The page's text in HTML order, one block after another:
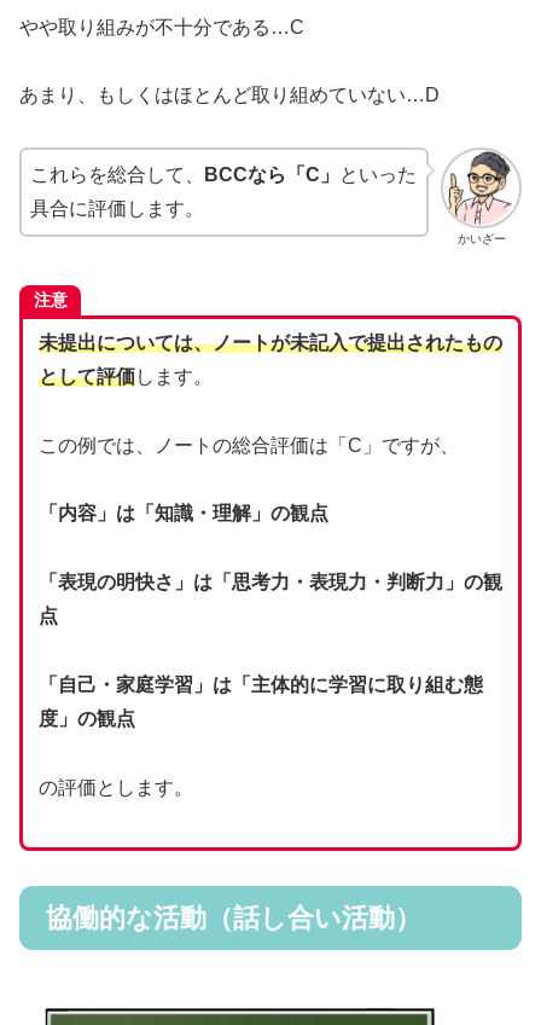
やや取り組みが不十分である…C
あまり、もしくはほとんど取り組めていない…D
かいざー
これらを総合して、 BCCなら「C」
といった
具合に評価します。
注意
未提出については、ノートが未記入で提出されたもの
として評価します。
この例では、ノートの総合評価は「C」ですが、
「内容」は「知識・理解」の観点
「表現の明快さ」は「思考力・表現力・判断力」の観
点
「自己・家庭学習」は「主体的に学習に取り組む態
度」の観点
の評価とします。
協働的な活動（話し合い活動）